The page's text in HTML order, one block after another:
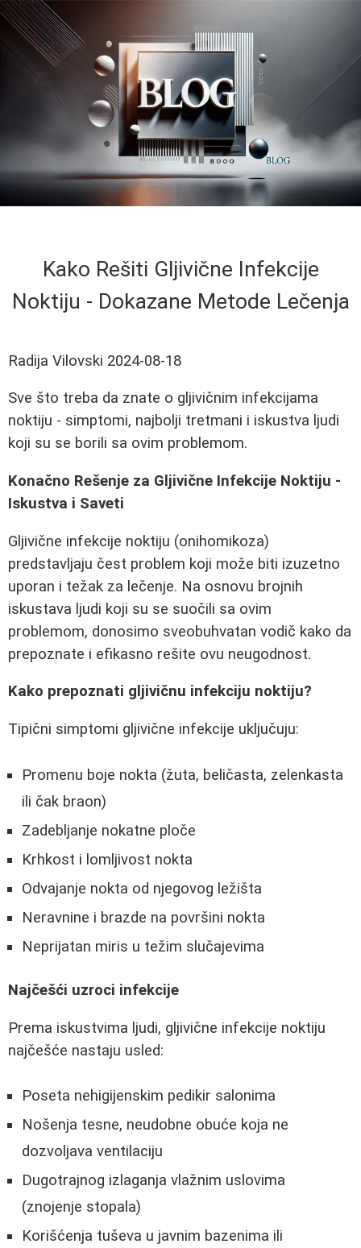
Kako Rešiti Gljivične Infekcije
Noktiju - Dokazane Metode Lečenja
Radija Vilovski 2024-08-18
Sve što treba da znate o gljivičnim infekcijama
noktiju - simptomi, najbolji tretmani i iskustva ljudi
koji su se borili sa ovim problemom.
Konačno Rešenje za Gljivične Infekcije Noktiju -
Iskustva i Saveti
Gljivične infekcije noktiju (onihomikoza)
predstavljaju čest problem koji može biti izuzetno
uporan i težak za lečenje. Na osnovu brojnih
iskustava ljudi koji su se suočili sa ovim
problemom, donosimo sveobuhvatan vodič kako da
prepoznate i efikasno rešite ovu neugodnost.
Kako prepoznati gljivičnu infekciju noktiju?
Tipični simptomi gljivične infekcije uključuju:
Promenu boje nokta (žuta, beličasta, zelenkasta
ili čak braon)
Zadebljanje nokatne ploče
Krhkost i lomljivost nokta
Odvajanje nokta od njegovog ležišta
Neravnine i brazde na površini nokta
Neprijatan miris u težim slučajevima
Najčešći uzroci infekcije
Prema iskustvima ljudi, gljivične infekcije noktiju
najčešće nastaju usled:
Poseta nehigijenskim pedikir salonima
Nošenja tesne, neudobne obuće koja ne
dozvoljava ventilaciju
Dugotrajnog izlaganja vlažnim uslovima
(znojenje stopala)
Korišćenja tuševa u javnim bazenima ili